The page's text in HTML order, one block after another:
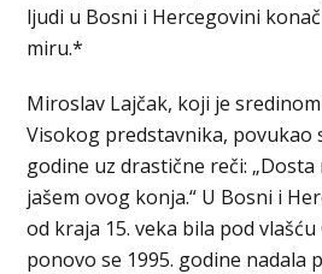
ljudi u Bosni i Hercegovini
miru.*
Miroslav Lajčak, koji je
Visokog predstavnika, povukao
godine uz drastične reči: „Dosta
jašem ovog konja.“ U Bosni i
od kraja 15. veka bila pod
ponovo se 1995. godine nadala